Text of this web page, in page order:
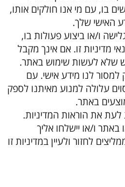
בו, עם מי אנו חולקים אותו,
האישי שלך.
ו/או ביצוע פעולות בו,
מדיניות זו. אם אינך מקבל
שלא לעשות שימוש באתר.
למסור לנו מידע אישי. עם
עלולה למנוע מאיתנו לספק
באתר.
את הוראות המדיניות.
באתר ו/או יישלחו אליך
לחזור ולעיין במדיניות זו